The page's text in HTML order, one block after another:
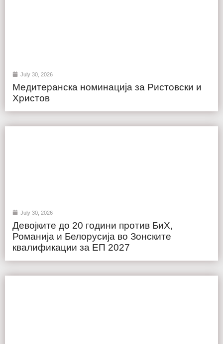
July 30, 2026
Медитеранска номинација за Ристовски и
Христов
July 30, 2026
Девојките до 20 години против БиХ,
Романија и Белорусија во Зонските
квалификации за ЕП 2027